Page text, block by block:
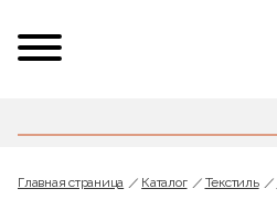
Главная страница Каталог Текстиль